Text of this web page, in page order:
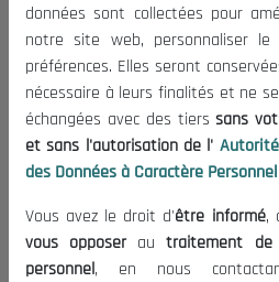
Le CNESE
A Propos
Le président
Organisation
Publications
Informations utiles
Appels d'offres et
données sont collectées pour
notre site web, personnaliser
préférences. Elles seront
nécessaire à leurs finalités et ne
échangées avec des tierssans
et sans l'autorisation de l'
des Données à Caractère Personnel
Vous avez le droit d'être informé,
vous opposerautraitement de
personnel, en nous